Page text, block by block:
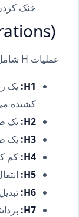
خنک
عملیات H شامل مراحل مختلفی است که عبارتند از :
H1: یک
کشیده
H2: یک
H3: یک
H4: کم
H5:
H6:
H7: